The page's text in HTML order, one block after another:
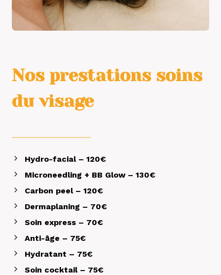
Nos prestations soins
du visage
Hydro-facial – 120€
Microneedling + BB Glow – 130€
Carbon peel – 120€
Dermaplaning – 70€
Soin express – 70€
Anti-âge – 75€
Hydratant – 75€
Soin cocktail – 75€